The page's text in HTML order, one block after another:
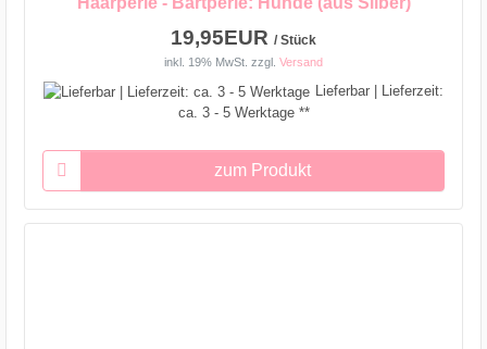
19,95EUR / Stück
inkl. 19% MwSt. zzgl. Versand
Lieferbar | Lieferzeit:
ca. 3 - 5 Werktage **
zum Produkt